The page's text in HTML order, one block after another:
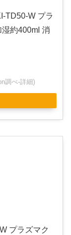
TD50-W プラ
約400ml 消
調べ-詳細)
プラズマク